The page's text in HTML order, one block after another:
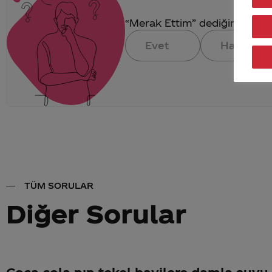
“Merak Ettim” dediğin
Evet
Hayır
TÜM SORULAR
Diğer Sorular